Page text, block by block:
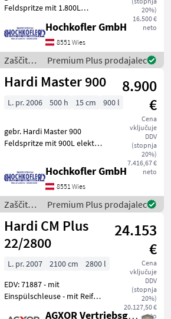
20%)
16.500 €
neto
Feldspritze mit 1.800L
nastavitev višine,
hidravlično zložljivo Zaščita
rastlin Poljska škropilnica
Hochkofler GmbH
8551 Wies
Zaščita
rastlin /
Hardi
Premium Plus prodajalec
Hardi Master 900
8.900
€
Cena
vključuje
DDV
(stopnja
20%)
7.416,67 €
neto
L. pr. 2006 500 h 15 cm 900 l
gebr. Hardi Master 900
Feldspritze mit 900L elektr.
prigrajen, nastavitev višine,
hidravlično zložljivo Zaščita
rastlin Poljska škropilnica
Hochkofler GmbH
8551 Wies
Zaščita
rastlin /
Hardi
Premium Plus prodajalec
Hardi CM Plus
22/2800
24.153
€
Cena
vključuje
DDV
(stopnja
20%)
20.127,50 €
neto
L. pr. 2007 2100 cm
2800 l
EDV: 71887 - mit
Einspülschleuse - mit Reifen
AGXOR Vertriebsgesellschaft Ost GmbH